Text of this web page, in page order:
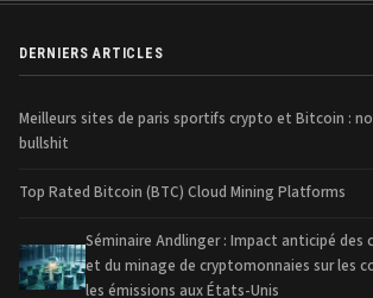
DERNIERS ARTICLES
Meilleurs sites de paris sportifs crypto et Bitcoin :
bullshit
Top Rated Bitcoin (BTC) Cloud Mining Platforms
Séminaire Andlinger : Impact anticipé des
et du minage de cryptomonnaies sur les
les émissions aux États-Unis